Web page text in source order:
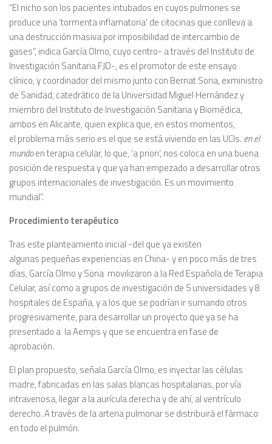
“El nicho son los pacientes intubados en cuyos pulmones se
produce una ‘tormenta inflamatoria’ de citocinas que conlleva a
una destrucción masiva por imposibilidad de intercambio de
gases”, indica García Olmo, cuyo centro- a través del Instituto de
Investigación Sanitaria FJD-, es el promotor de este ensayo
clínico, y coordinador del mismo junto con Bernat Soria, exministro
de Sanidad, catedrático de la Universidad Miguel Hernández y
miembro del Instituto de Investigación Sanitaria y Biomédica,
ambos en Alicante, quien explica que, en estos momentos,
el problema más serio es el que se está viviendo en las UCIs. en el
mundoen terapia celular, lo que, ‘a priori’, nos coloca en una buena
posición de respuesta y que ya han empezado a desarrollar otros
grupos internacionales de investigación. Es un movimiento
mundial”.
Procedimiento terapéutico
Tras este planteamiento inicial -del que ya existen
algunas pequeñas experiencias en China- y en poco más de tres
días, García Olmo y Soria movilizaron a la Red Española de Terapia
Celular, así como a grupos de investigación de 5 universidades y 8
hospitales de España, y a los que se podrían ir sumando otros
progresivamente, para desarrollar un proyecto que ya se ha
presentado a la Aemps y que se encuentra en fase de
aprobación.
El plan propuesto, señala García Olmo, es inyectar las células
madre, fabricadas en las salas blancas hospitalarias, por vía
intravenosa, llegar a la aurícula derecha y de ahí, al ventrículo
derecho. A través de la arteria pulmonar se distribuirá el fármaco
en todo el pulmón.